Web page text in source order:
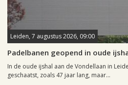
Leiden, 7 augustus 2026, 09:00
Padelbanen geopend in oude
In de oude ijshal aan de Vondellaan in
geschaatst, zoals 47 jaar lang, maar...